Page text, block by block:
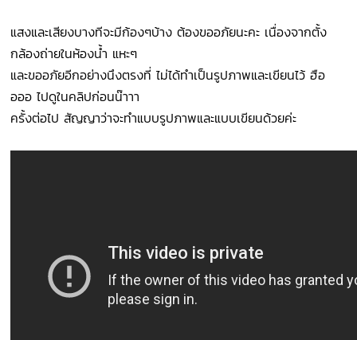
แสงและเสียงบางทีจะมีก้องๆบ้าง ต้องขออภัยนะคะ เนื่องจากตั้ง
กล้องถ่ายในห้องน้ำ แหะๆ
และขออภัยอีกอย่างนึงตรงที่ ไม่ได้ทำเป็นรูปภาพและเขียนไว้ ฮือ
อออ ไปดูในคลิปก่อนน๊าาา
ครั้งต่อไป สัญญาว่าจะทำแบบรูปภาพและแบบเขียนด้วยค่ะ